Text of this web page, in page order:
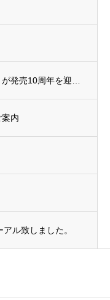
内
ル致しました。